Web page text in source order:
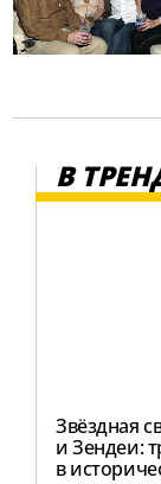
В
Звёздная
и Зендеи:
в